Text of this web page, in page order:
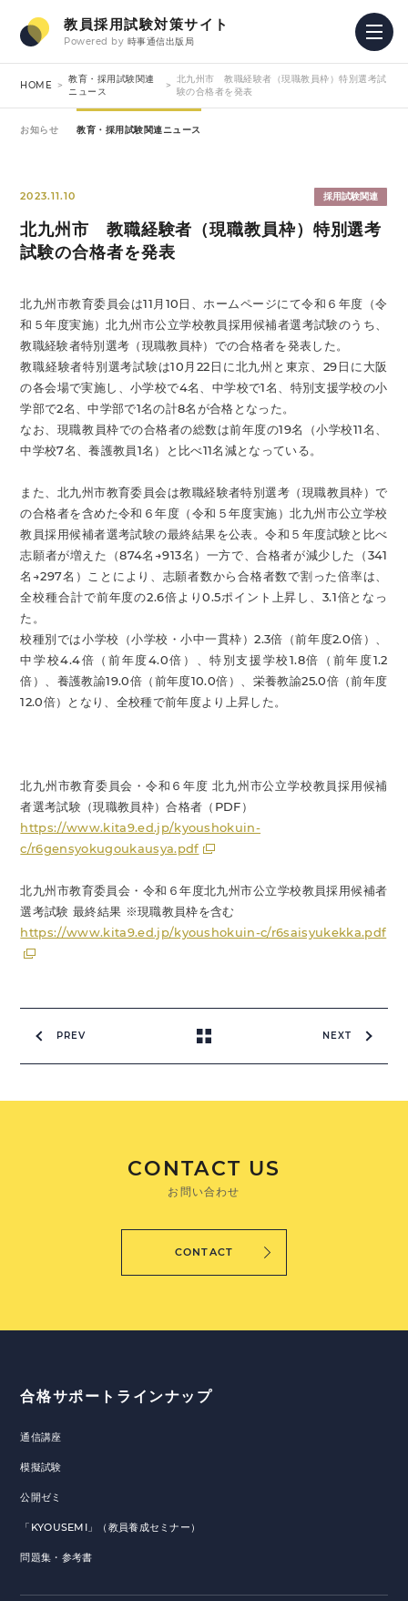
教員採用試験対策サイト
Powered by 時事通信出版局
HOME
教育・採用試験関連
ニュース
北九州市 教職経験者（現職教員枠）特別選考試
験の合格者を発表
お知らせ 教育・採用試験関連ニュース
2023.11.10 採用試験関連
北九州市 教職経験者（現職教員枠）特別選考
試験の合格者を発表
北九州市教育委員会は11月10日、ホームページにて令和６年度（令
和５年度実施）北九州市公立学校教員採用候補者選考試験のうち、
教職経験者特別選考（現職教員枠）での合格者を発表した。
教職経験者特別選考試験は10月22日に北九州と東京、29日に大阪
の各会場で実施し、小学校で4名、中学校で1名、特別支援学校の小
学部で2名、中学部で1名の計8名が合格となった。
なお、現職教員枠での合格者の総数は前年度の19名（小学校11名、
中学校7名、養護教員1名）と比べ11名減となっている。
また、北九州市教育委員会は教職経験者特別選考（現職教員枠）で
の合格者を含めた令和６年度（令和５年度実施）北九州市公立学校
教員採用候補者選考試験の最終結果を公表。令和５年度試験と比べ
志願者が増えた（874名→913名）一方で、合格者が減少した（341
名→297名）ことにより、志願者数から合格者数で割った倍率は、
全校種合計で前年度の2.6倍より0.5ポイント上昇し、3.1倍となっ
た。
校種別では小学校（小学校・小中一貫枠）2.3倍（前年度2.0倍）、
中学校4.4倍（前年度4.0倍）、特別支援学校1.8倍（前年度1.2
倍）、養護教諭19.0倍（前年度10.0倍）、栄養教諭25.0倍（前年度
12.0倍）となり、全校種で前年度より上昇した。
北九州市教育委員会・令和６年度 北九州市公立学校教員採用候補
者選考試験（現職教員枠）合格者（PDF）
https://www.kita9.ed.jp/kyoushokuin-
c/r6gensyokugoukausya.pdf
北九州市教育委員会・令和６年度北九州市公立学校教員採用候補者
選考試験 最終結果 ※現職教員枠を含む
https://www.kita9.ed.jp/kyoushokuin-c/r6saisyukekka.pdf
PREV NEXT
CONTACT US
お問い合わせ
CONTACT
合格サポートラインナップ
通信講座
模擬試験
公開ゼミ
「KYOUSEMI」（教員養成セミナー）
問題集・参考書